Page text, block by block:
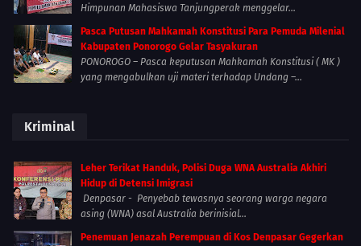
Himpunan Mahasiswa Tanjungperak menggelar...
Pasca Putusan Mahkamah Konstitusi Para Pemuda Milenial
Kabupaten Ponorogo Gelar Tasyakuran
PONOROGO – Pasca keputusan Mahkamah Konstitusi ( MK )
yang mengabulkan uji materi terhadap Undang –...
Kriminal
Leher Terikat Handuk, Polisi Duga WNA Australia Akhiri
Hidup di Detensi Imigrasi
Denpasar - Penyebab tewasnya seorang warga negara
asing (WNA) asal Australia berinisial...
Penemuan Jenazah Perempuan di Kos Denpasar Gegerkan